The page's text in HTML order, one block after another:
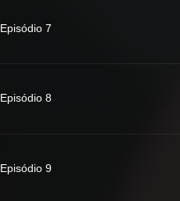
Episódio 7
Episódio 8
Episódio 9